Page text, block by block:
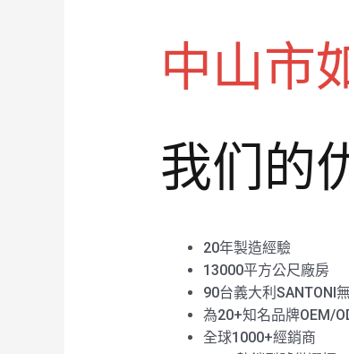
中山市
我们的
20年製造經驗
13000平方公尺廠房
90台義大利SANTONI
為20+知名品牌OEM/
全球1000+經銷商